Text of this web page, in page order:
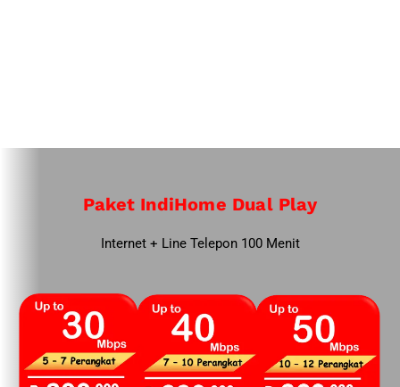
Paket IndiHome Dual Play
Internet + Line Telepon 100 Menit